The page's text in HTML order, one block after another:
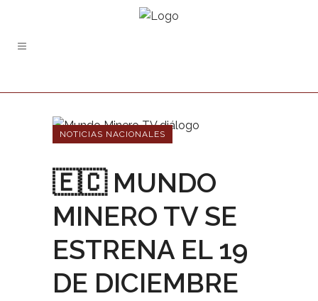
NOTICIAS NACIONALES
🇪🇨 MUNDO
MINERO TV SE
ESTRENA EL 19
DE DICIEMBRE